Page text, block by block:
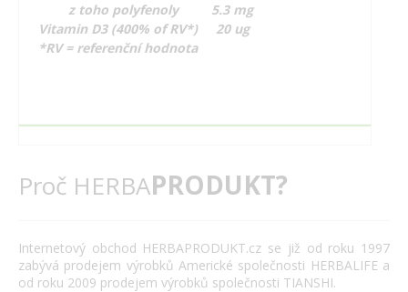
z toho polyfenoly
5.3 mg
Vitamin D3 (400% of RV*)
20 ug
*RV = referenční hodnota
Proč HERBAPRODUKT?
Internetový obchod HERBAPRODUKT.cz se již od roku 1997
zabývá prodejem výrobků Americké společnosti HERBALIFE a
od roku 2009 prodejem výrobků společnosti TIANSHI.